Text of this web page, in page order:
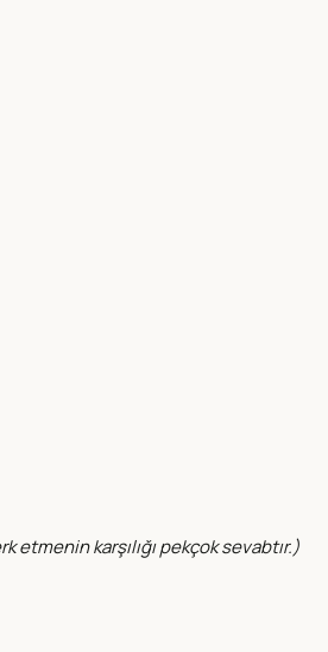
karşılığı pekçok sevabtır.)